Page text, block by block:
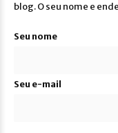
blog. O seu nome e
Seu nome
Seu e-mail